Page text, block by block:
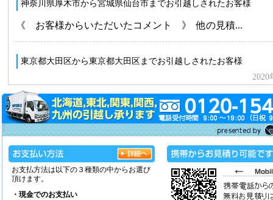
お支払方法は以下の３種類の中からお選び
頂けます。
・現金でのお支払い